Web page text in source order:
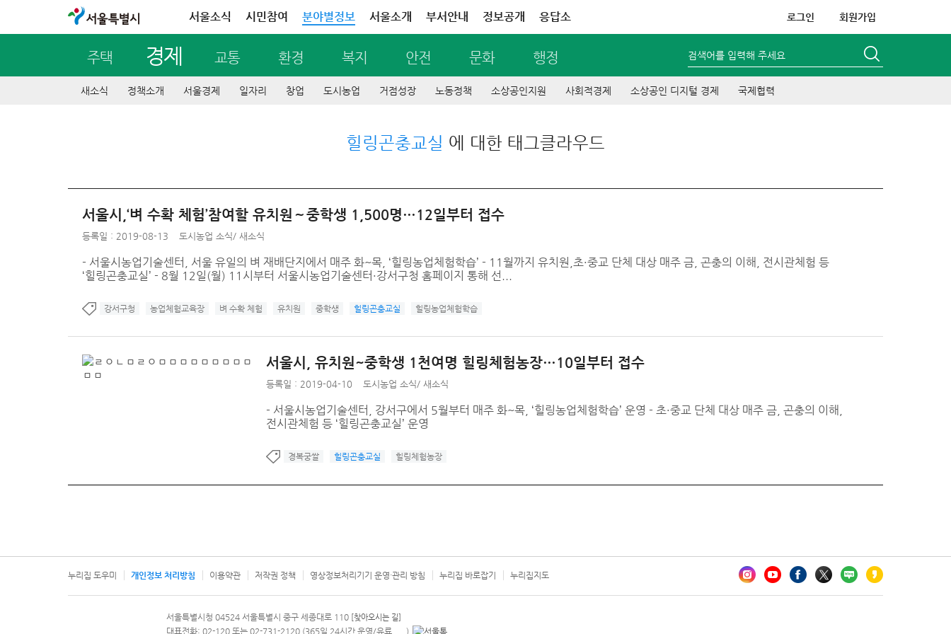
서울특별시 서울소식 시민참여 분야별정보 서울소개 부서안내 정보공개 응답소 로그인 회원가입
주택 경제 교통 환경 복지 안전 문화 행정 검색어를 입력해 주세요
새소식 정책소개 서울경제 일자리 창업 도시농업 거점성장 노동정책 소상공인지원 사회적경제 소상공인 디지털 경제 국제협력
힐링곤충교실 에 대한 태그클라우드
서울시,‘벼 수확 체험’참여할 유치원～중학생 1,500명…12일부터 접수
등록일 : 2019-08-13 도시농업 소식/ 새소식
- 서울시농업기술센터, 서울 유일의 벼 재배단지에서 매주 화~목, ‘힐링농업체험학습’ - 11월까지 유치원,초·중교 단체 대상 매주 금, 곤충의 이해, 전시관체험 등
‘힐링곤충교실’ - 8월 12일(월) 11시부터 서울시농업기술센터·강서구청 홈페이지 통해 선...
강서구청 농업체험교육장 벼 수확 체험 유치원 중학생 힐링곤충교실 힐링농업체험학습
서울시, 유치원~중학생 1천여명 힐링체험농장…10일부터 접수
등록일 : 2019-04-10 도시농업 소식/ 새소식
- 서울시농업기술센터, 강서구에서 5월부터 매주 화~목, ‘힐링농업체험학습’ 운영 - 초·중교 단체 대상 매주 금, 곤충의 이해,
전시관체험 등 ‘힐링곤충교실’ 운영
경복궁쌀 힐링곤충교실 힐링체험농장
누리집 도우미 개인정보 처리방침 이용약관 저작권 정책 영상정보처리기기 운영·관리 방침 누리집 바로잡기 누리집지도
문의 전화번호 120, 120 다산콜재단
서울특별시청 04524 서울특별시 중구 세종대로 110 [찾아오시는 길]
대표전화: 02-120 또는 02-731-2120 (365일 24시간 운영/유료 )